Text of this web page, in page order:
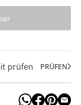
prüfen PRÜFEN